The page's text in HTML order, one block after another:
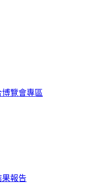
覽會專區
報告